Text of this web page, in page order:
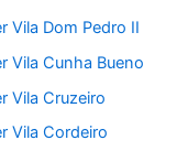
Vila Dom Pedro II
Vila Cunha Bueno
Vila Cruzeiro
Vila Cordeiro